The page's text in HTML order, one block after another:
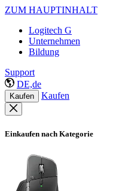
ZUM HAUPTINHALT
Logitech G
Unternehmen
Bildung
Support
DE,de
Kaufen Kaufen
Einkaufen nach Kategorie